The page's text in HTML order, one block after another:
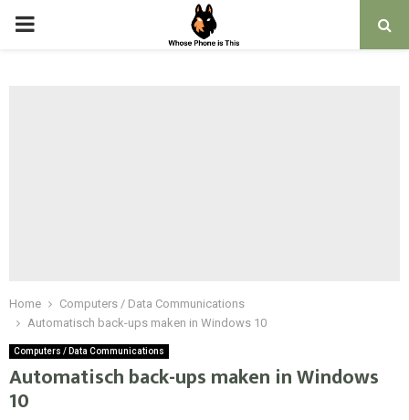
PRIMARY
Home
Computers / Data Communications
Automatisch back-ups maken in Windows 10
Computers / Data Communications
Automatisch back-ups maken in Windows
10